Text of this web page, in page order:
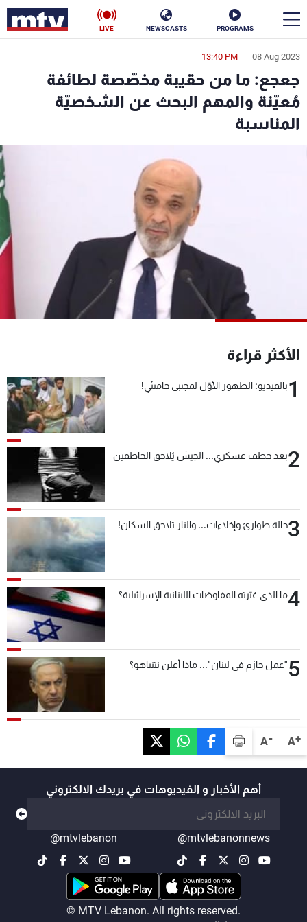
PROGRAMS
NEWSCASTS
LIVE
A+
A-
08 Aug 2023
13:40 PM
جعجع: ما من حقيبة مخصّصة لطائفة
مُعيّنة والمهم البحث عن الشخصيّة
المناسبة
الأكثر قراءة
1بالفيديو: الظهور الأوّل لمجتبى خامنئي!
2بعد خطف عسكري... الجيش يُلاحق الخاطفين
3حالة طوارئ وإخلاءات... والنار تلاحق السكان!
4ما الذي غيّرته المفاوضات اللبنانية الإسرائيلية؟
5"عمل حازم في لبنان"... ماذا أعلن نتنياهو؟
أهم الأخبار و الفيديوهات في بريدك الالكتروني
@mtvlebanonnews
@mtvlebanon
© MTV Lebanon. All rights reserved.
en
الأخبار
سياسة
رياضة
جدول البرامج
شاهد البرامج
عن MTV
الإنـتـاج
وظائف
شروط الإسـتخدام
سياسة الخصوصية